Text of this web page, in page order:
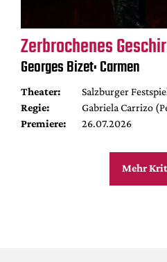
Zerbrochenes
Georges Bizet: Carmen
Theater:
Salzburger
Regie:
Gabriela Carrizo
Premiere:
26.07.2026
Mehr